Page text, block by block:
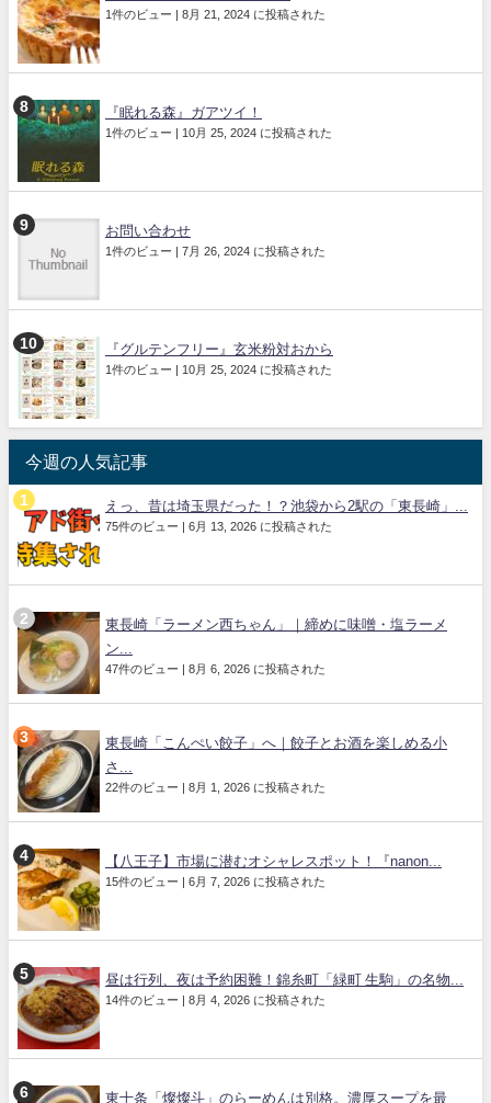
1件のビュー | 8月 21, 2024 に投稿された
『眠れる森』ガアツイ！
1件のビュー | 10月 25, 2024 に投稿された
お問い合わせ
1件のビュー | 7月 26, 2024 に投稿された
『グルテンフリー』玄米粉対おから
1件のビュー | 10月 25, 2024 に投稿された
今週の人気記事
えっ、昔は埼玉県だった！？池袋から2駅の「東長崎」...
75件のビュー | 6月 13, 2026 に投稿された
東長崎「ラーメン西ちゃん」｜締めに味噌・塩ラーメ
ン...
47件のビュー | 8月 6, 2026 に投稿された
東長崎「こんぺい餃子」へ｜餃子とお酒を楽しめる小
さ...
22件のビュー | 8月 1, 2026 に投稿された
【八王子】市場に潜むオシャレスポット！『nanon...
15件のビュー | 6月 7, 2026 に投稿された
昼は行列、夜は予約困難！錦糸町「緑町 生駒」の名物...
14件のビュー | 8月 4, 2026 に投稿された
東十条「燦燦斗」のらーめんは別格。濃厚スープを最